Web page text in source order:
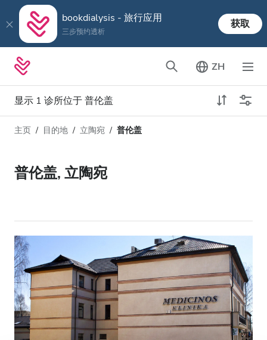
bookdialysis - 旅行应用
三步预约透析
获取
ZH
显示 1 诊所位于 普伦盖
透析类型
所有透析
接收
HIV患者
乙型肝炎患者
丙型肝炎患者
距离
姓名
主页 目的地 立陶宛 普伦盖
普伦盖, 立陶宛